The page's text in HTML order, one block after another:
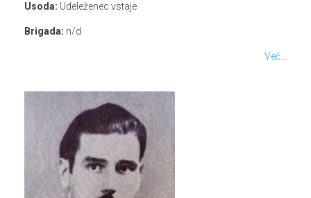
Usoda: Udeleženec vstaje
Brigada: n/d
Več...